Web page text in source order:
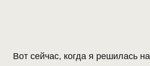
Вот сейчас, когда я решилась